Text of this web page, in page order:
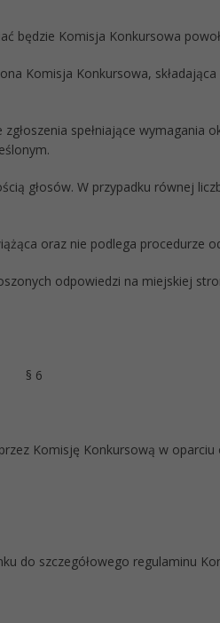
będzie Komisja Konkursowa
Komisja Konkursowa,
spełniające wymagania
głosów. W przypadku równej
oraz nie podlega procedurze
odpowiedzi na miejskiej
§ 6
Komisję Konkursową w
do szczegółowego regulaminu